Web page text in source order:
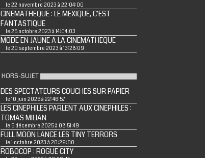
le 22 novembre 2023 à 22:04:00
CINEMATHEQUE : LE MEXIQUE, C'EST
FANTASTIQUE
le 25 octobre 2023 à 14:04:03
MODE EN JAUNE A LA CINEMATHEQUE
le 20 septembre 2023 à 13:28:09
HORS-SUJET
DES SPECTATEURS COUCHES SUR PAPIER
le 10 juin 2026 à 22:46:57
LES CINEPHILES PARLENT AUX CINEPHILES :
TOMAS MILIAN
le 5 décembre 2025 à 08:51:49
FULL MOON LANCE LES TINY TERRORS
le 1 octobre 2023 à 20:29:00
ROBOCOP : ROGUE CITY